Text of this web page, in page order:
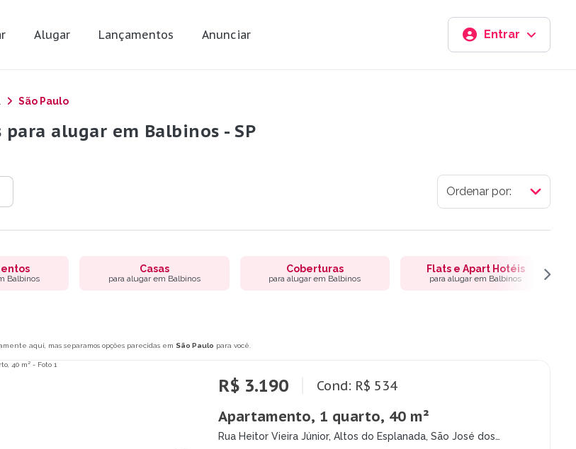
Alugar Lançamentos Anunciar Entrar
São Paulo
alugar em Balbinos - SP
Balbinos
Casas
para alugar em Balbinos
Coberturas
para alugar em Balbinos
Flats e Apart Hotéis
para alugar em Balbinos
aqui, mas separamos opções parecidas em São Paulo para você.
R$ 3.190 Cond: R$ 534
Apartamento, 1 quarto, 40 m²
Rua Heitor Vieira Júnior, Altos do Esplanada, São José dos